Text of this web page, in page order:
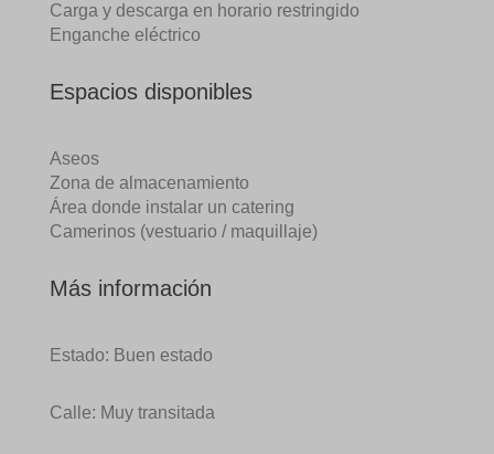
Carga y descarga en horario restringido
Enganche eléctrico
Espacios disponibles
Aseos
Zona de almacenamiento
Área donde instalar un catering
Camerinos (vestuario / maquillaje)
Más información
Estado: Buen estado
Calle: Muy transitada